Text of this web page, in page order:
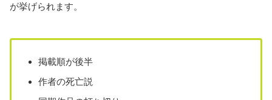
が挙げられます。
掲載順が後半
作者の死亡説